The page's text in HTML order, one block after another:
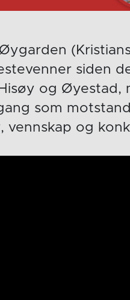
siden
og Øyestad,
som
vennskap og